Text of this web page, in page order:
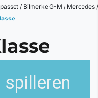
/ Bilmerke G-M / Mercedes /
spilleren